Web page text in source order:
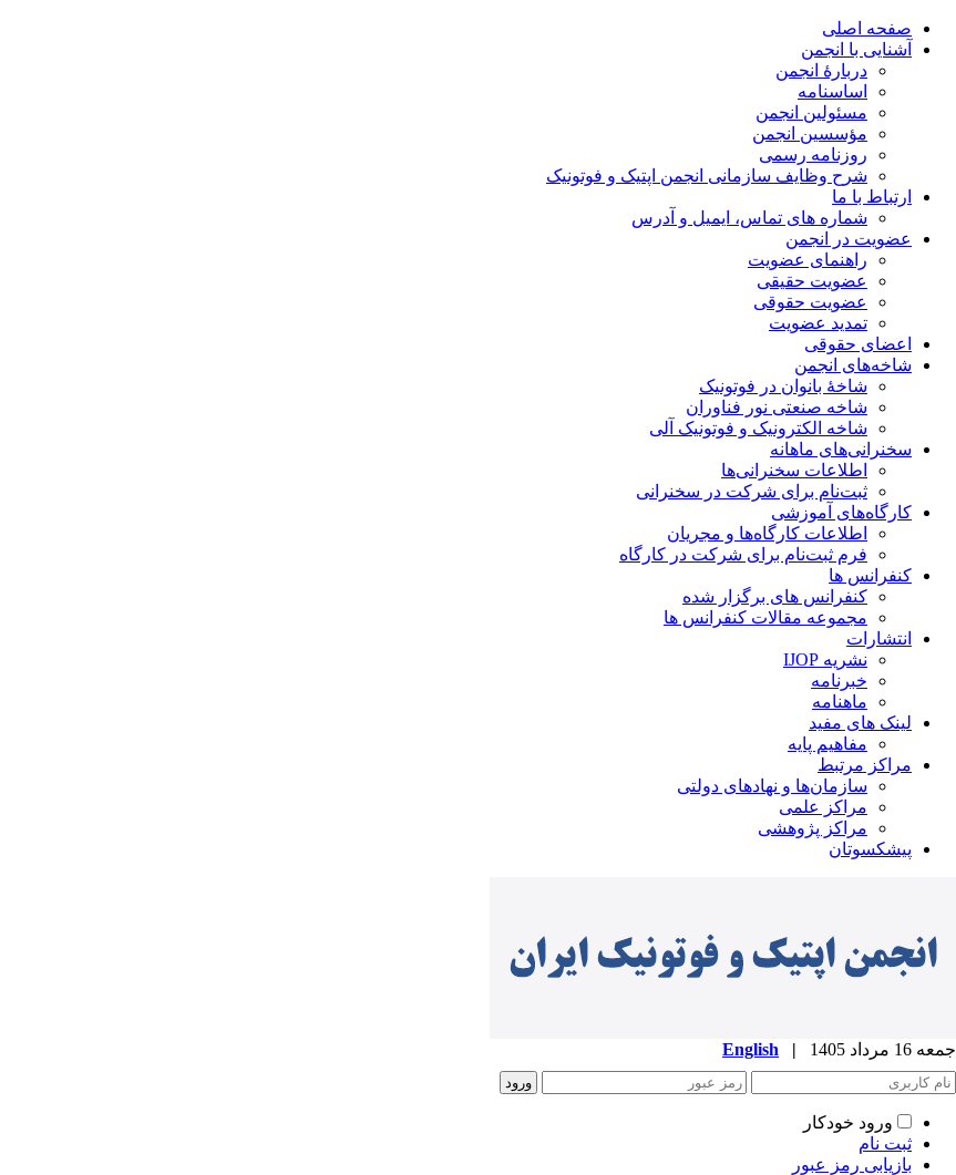
صفحه اصلی
آشنایی با انجمن
دربارۀ انجمن
اساسنامه
مسئولین انجمن
مؤسسین انجمن
روزنامه رسمی
شرح وظایف سازمانی انجمن اپتیک و فوتونیک
ارتباط با ما
شماره های تماس، ایمیل و آدرس
عضویت در انجمن
راهنمای عضویت
عضویت حقیقی
عضویت حقوقی
تمدید عضویت
اعضای حقوقی
شاخه‌های انجمن
شاخۀ بانوان در فوتونیک
شاخه صنعتی نور فناوران
شاخه‌ الکترونیک و فوتونیک آلی
سخنرانی‌های ماهانه
اطلاعات سخنرانی‌‌ها
ثبت‌نام برای شرکت در سخنرانی
کارگاه‌های آموزشی
اطلاعات کارگاه‌ها و مجریان
فرم ثبت‌نام برای شرکت در کارگاه
کنفرانس ها
کنفرانس های برگزار شده
مجموعه مقالات کنفرانس ها
انتشارات
نشریه IJOP
خبرنامه
ماهنامه
لینک های مفید
مفاهیم پایه
مراکز مرتبط
سازمان‌ها و نهادهای دولتی
مراکز علمی
مراکز پژوهشی
پیشکسوتان
جمعه 16 مرداد 1405 |
English
ورود خودکار
ثبت نام
بازیابی رمز عبور